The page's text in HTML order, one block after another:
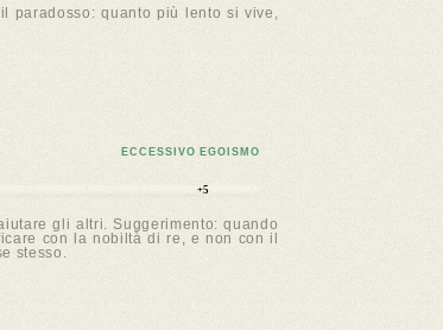
paradosso: quanto più lento si vive,
ECCESSIVO EGOISMO
+5
gli altri. Suggerimento: quando
con la nobiltà di re, e non con il
stesso.